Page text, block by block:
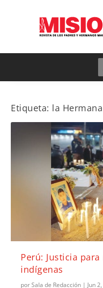
Etiqueta: la
Perú: Justicia
indígenas
porSala de Redacción | Jun